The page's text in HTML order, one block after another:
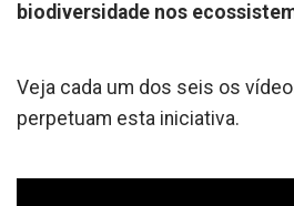
biodiversidade nos
Veja cada um dos seis os
perpetuam esta iniciativa.